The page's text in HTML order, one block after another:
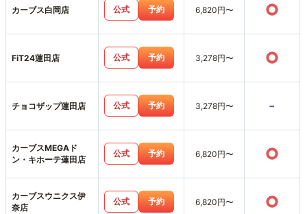
カーブス白岡店 公式 予約 6,820円〜 ○
FiT24蓮田店 公式 予約 3,278円〜 ○
チョコザップ蓮田店 公式 予約 3,278円〜 -
カーブスMEGAド
ン・キホーテ蓮田店
公式 予約 6,820円〜 ○
カーブスウニクス伊
奈店
公式 予約 6,820円〜 ○